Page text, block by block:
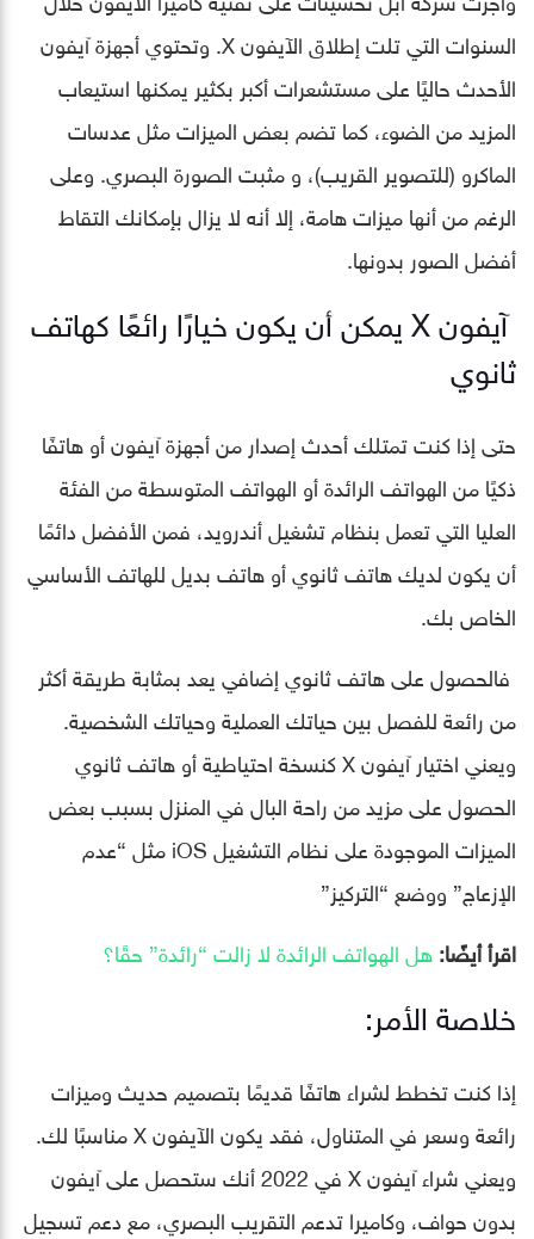
السنوات التي تلت إطلاق الآيفون X. وتحتوي أجهزة آيفون
الأحدث حاليًا على مستشعرات أكبر بكثير يمكنها استيعاب
المزيد من الضوء، كما تضم بعض الميزات مثل عدسات
الماكرو (للتصوير القريب)، و مثبت الصورة البصري. وعلى
الرغم من أنها ميزات هامة، إلا أنه لا يزال بإمكانك التقاط
أفضل الصور بدونها.
آيفون X يمكن أن يكون خيارًا رائعًا كهاتف
ثانوي
حتى إذا كنت تمتلك أحدث إصدار من أجهزة آيفون أو هاتفًا
ذكيًا من الهواتف الرائدة أو الهواتف المتوسطة من الفئة
العليا التي تعمل بنظام تشغيل أندرويد، فمن الأفضل دائمًا
أن يكون لديك هاتف ثانوي أو هاتف بديل للهاتف الأساسي
الخاص بك.
فالحصول على هاتف ثانوي إضافي يعد بمثابة طريقة أكثر
من رائعة للفصل بين حياتك العملية وحياتك الشخصية.
ويعني اختيار آيفون X كنسخة احتياطية أو هاتف ثانوي
الحصول على مزيد من راحة البال في المنزل بسبب بعض
الميزات الموجودة على نظام التشغيل iOS مثل “عدم
الإزعاج” ووضع “التركيز”
اقرأ أيضًا:هل الهواتف الرائدة لا زالت “رائدة” حقًا؟
خلاصة الأمر:
إذا كنت تخطط لشراء هاتفًا قديمًا بتصميم حديث وميزات
رائعة وسعر في المتناول، فقد يكون الآيفون X مناسبًا لك.
ويعني شراء آيفون X في 2022 أنك ستحصل على آيفون
بدون حواف، وكاميرا تدعم التقريب البصري، مع دعم تسجيل